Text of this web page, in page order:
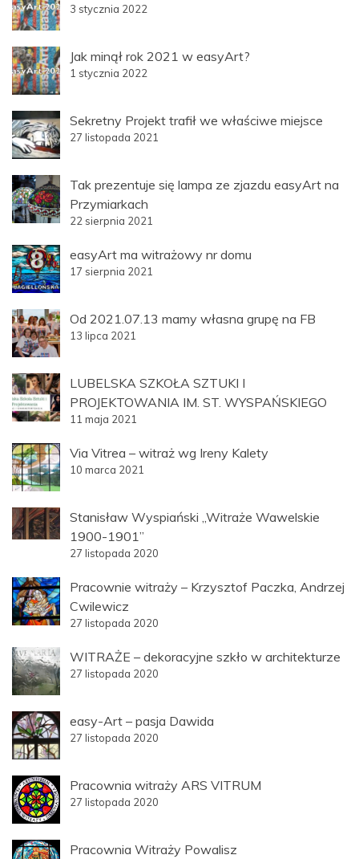
3 stycznia 2022
Jak minął rok 2021 w easyArt?
1 stycznia 2022
Sekretny Projekt trafił we właściwe miejsce
27 listopada 2021
Tak prezentuje się lampa ze zjazdu easyArt na
Przymiarkach
22 sierpnia 2021
easyArt ma witrażowy nr domu
17 sierpnia 2021
Od 2021.07.13 mamy własna grupę na FB
13 lipca 2021
LUBELSKA SZKOŁA SZTUKI I
PROJEKTOWANIA IM. ST. WYSPAŃSKIEGO
11 maja 2021
Via Vitrea – witraż wg Ireny Kalety
10 marca 2021
Stanisław Wyspiański „Witraże Wawelskie
1900-1901”
27 listopada 2020
Pracownie witraży – Krzysztof Paczka, Andrzej
Cwilewicz
27 listopada 2020
WITRAŻE – dekoracyjne szkło w architekturze
27 listopada 2020
easy-Art – pasja Dawida
27 listopada 2020
Pracownia witraży ARS VITRUM
27 listopada 2020
Pracownia Witraży Powalisz